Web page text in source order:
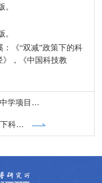
。
。
《“双减”政策下的科
，《中国科技教
用AI解决身边的问题 科技中学项目式学习方案介绍
融入“科学概念”，探索双减背景下科普研学活动的设计与开发——以青岛科技馆主题研学活动为例